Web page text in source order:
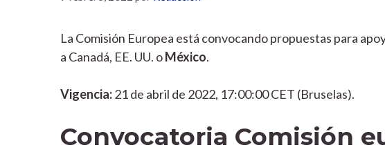
La Comisión Europea está convocando propuestas para
a Canadá, EE. UU. oMéxico.
Vigencia:21 de abril de 2022, 17:00:00 CET (Bruselas).
Convocatoria Comisión